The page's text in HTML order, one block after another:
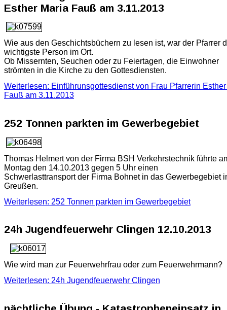
Esther Maria Fauß am 3.11.2013
Wie aus den Geschichtsbüchern zu lesen ist, war der Pfarrer
wichtigste Person im Ort.
Ob Missernten, Seuchen oder zu Feiertagen, die Einwohner
strömten in die Kirche zu den Gottesdiensten.
Weiterlesen: Einführunsgottesdienst von Frau Pfarrerin
Fauß am 3.11.2013
252 Tonnen parkten im Gewerbegebiet
Thomas Helmert von der Firma BSH Verkehrstechnik führte
Montag den 14.10.2013 gegen 5 Uhr einen
Schwerlasttransport der Firma Bohnet in das Gewerbegebiet
Greußen.
Weiterlesen: 252 Tonnen parkten im Gewerbegebiet
24h Jugendfeuerwehr Clingen 12.10.2013
Wie wird man zur Feuerwehrfrau oder zum Feuerwehrmann?
Weiterlesen: 24h Jugendfeuerwehr Clingen